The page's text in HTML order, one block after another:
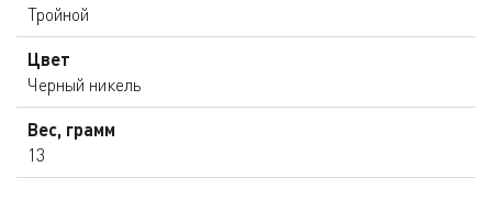
Тройной
Цвет
Черный никель
Вес, грамм
13